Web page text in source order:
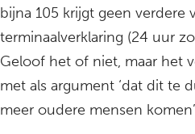
bijna 105 krijgt geen verdere
terminaalverklaring (24 uur
Geloof het of niet, maar het
met als argument ‘dat dit te
meer oudere mensen